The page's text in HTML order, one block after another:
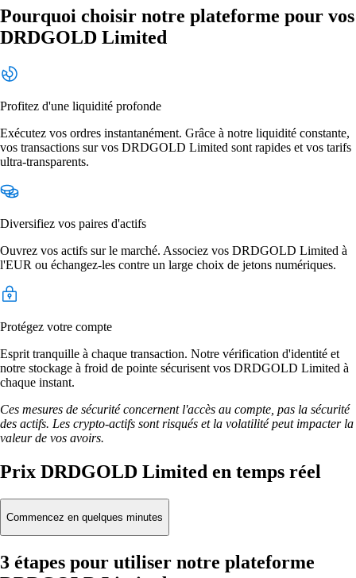
Pourquoi choisir notre plateforme pour vos
DRDGOLD Limited
Profitez d'une liquidité profonde
Exécutez vos ordres instantanément. Grâce à notre liquidité constante,
vos transactions sur vos DRDGOLD Limited sont rapides et vos tarifs
ultra-transparents.
Diversifiez vos paires d'actifs
Ouvrez vos actifs sur le marché. Associez vos DRDGOLD Limited à
l'EUR ou échangez-les contre un large choix de jetons numériques.
Protégez votre compte
Esprit tranquille à chaque transaction. Notre vérification d'identité et
notre stockage à froid de pointe sécurisent vos DRDGOLD Limited à
chaque instant.
Ces mesures de sécurité concernent l'accès au compte, pas la sécurité
des actifs. Les crypto-actifs sont risqués et la volatilité peut impacter la
valeur de vos avoirs.
Prix DRDGOLD Limited en temps réel
Commencez en quelques minutes
3 étapes pour utiliser notre plateforme